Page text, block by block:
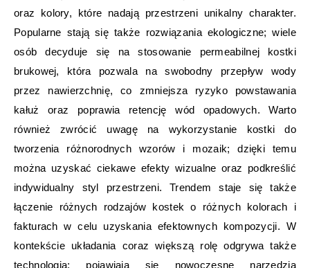
oraz kolory, które nadają przestrzeni unikalny charakter.
Popularne stają się także rozwiązania ekologiczne; wiele
osób decyduje się na stosowanie permeabilnej kostki
brukowej, która pozwala na swobodny przepływ wody
przez nawierzchnię, co zmniejsza ryzyko powstawania
kałuż oraz poprawia retencję wód opadowych. Warto
również zwrócić uwagę na wykorzystanie kostki do
tworzenia różnorodnych wzorów i mozaik; dzięki temu
można uzyskać ciekawe efekty wizualne oraz podkreślić
indywidualny styl przestrzeni. Trendem staje się także
łączenie różnych rodzajów kostek o różnych kolorach i
fakturach w celu uzyskania efektownych kompozycji. W
kontekście układania coraz większą rolę odgrywa także
technologia; pojawiają się nowoczesne narzędzia